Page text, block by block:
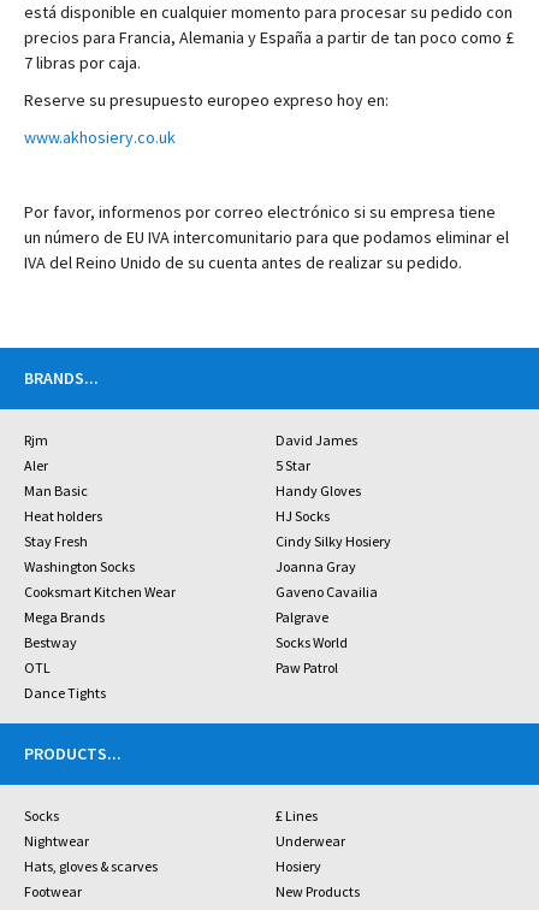
está disponible en cualquier momento para procesar su pedido con
precios para Francia, Alemania y España a partir de tan poco como £
7 libras por caja.
Reserve su presupuesto europeo expreso hoy en:
www.akhosiery.co.uk
Por favor, informenos por correo electrónico si su empresa tiene
un número de EU IVA intercomunitario para que podamos eliminar el
IVA del Reino Unido de su cuenta antes de realizar su pedido.
BRANDS...
Rjm
David James
Aler
5 Star
Man Basic
Handy Gloves
Heat holders
HJ Socks
Stay Fresh
Cindy Silky Hosiery
Washington Socks
Joanna Gray
Cooksmart Kitchen Wear
Gaveno Cavailia
Mega Brands
Palgrave
Bestway
Socks World
OTL
Paw Patrol
Dance Tights
PRODUCTS...
Socks
£ Lines
Nightwear
Underwear
Hats, gloves & scarves
Hosiery
Footwear
New Products